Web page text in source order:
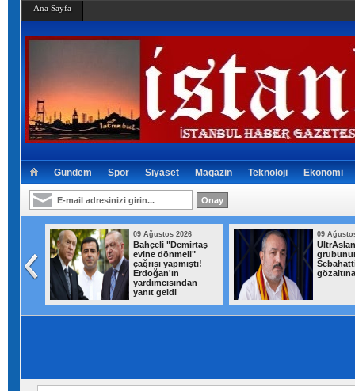
Ana Sayfa
Gündem Spor Siyaset Magazin Teknoloji Ekonomi
ve
09 Ağustos 2026
Bahçeli "Demirtaş
evine dönmeli"
çağrısı yapmıştı!
Erdoğan'ın
yardımcısından
yanıt geldi
09